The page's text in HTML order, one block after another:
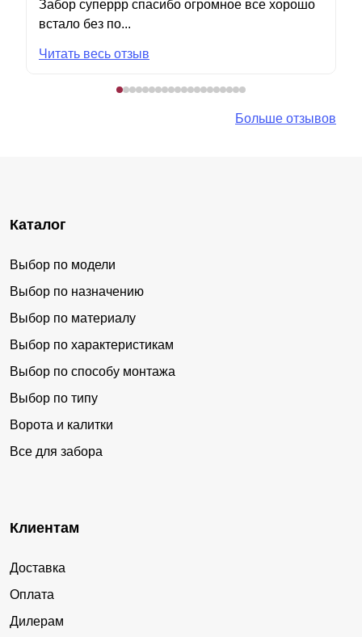
Забор суперрр спасибо огромное все хорошо
встало без по...
Читать весь отзыв
Больше отзывов
Каталог
Выбор по модели
Выбор по назначению
Выбор по материалу
Выбор по характеристикам
Выбор по способу монтажа
Выбор по типу
Ворота и калитки
Все для забора
Клиентам
Доставка
Оплата
Дилерам